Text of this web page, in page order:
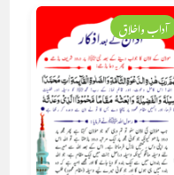
آداب واخلاق